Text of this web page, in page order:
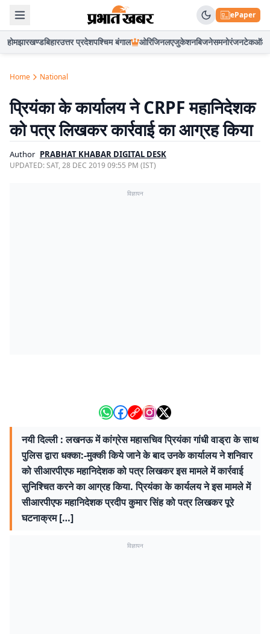
ePaper
होमझारखण्डबिहारउत्तर प्रदेशपश्चिम बंगाल ओरिजिनलएजुकेशनबिजनेसमनोरंजनटेकऑटो
Home National
प्रियंका के कार्यालय ने CRPF महानिदेशक
को पत्र लिखकर कार्रवाई का आग्रह किया
Author PRABHAT KHABAR DIGITAL DESK
UPDATED:SAT, 28 DEC 2019 09:55 PM (IST)
विज्ञापन
नयी दिल्ली : लखनऊ में कांग्रेस महासचिव प्रियंका गांधी वाड्रा के साथ
पुलिस द्वारा धक्का:-मुक्की किये जाने के बाद उनके कार्यालय ने शनिवार
को सीआरपीएफ महानिदेशक को पत्र लिखकर इस मामले में कार्रवाई
सुनिश्चित करने का आग्रह किया. प्रियंका के कार्यलय ने इस मामले में
सीआरपीएफ महानिदेशक प्रदीप कुमार सिंह को पत्र लिखकर पूरे
घटनाक्रम […]
विज्ञापन